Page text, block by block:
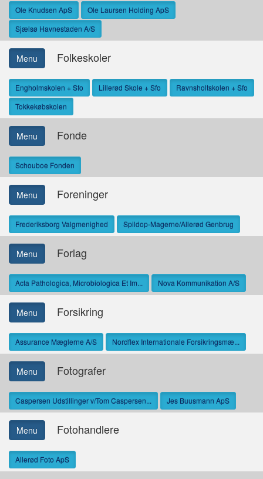
Ole Knudsen ApS
Ole Laursen Holding ApS
Sjælsø Havnestaden A/S
Menu Folkeskoler
Engholmskolen + Sfo Lillerød Skole + Sfo
Ravnsholtskolen + Sfo
Tokkekøbskolen
Menu Fonde
Schouboe Fonden
Menu Foreninger
Frederiksborg Valgmenighed Spildop-Magerne/Allerød Genbrug
Menu Forlag
Acta Pathologica, Microbiologica Et Im... Nova Kommunikation A/S
Menu Forsikring
Assurance Mæglerne A/S Nordflex Internationale Forsikringsmæ...
Menu Fotografer
Caspersen Udstillinger v/Tom Caspersen... Jes Buusmann ApS
Menu Fotohandlere
Allerød Foto ApS